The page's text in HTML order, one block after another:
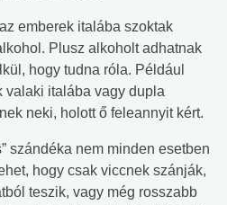
emberek italába szoktak
Plusz alkoholt adhatnak
hogy tudna róla. Például
valaki italába vagy dupla
neki, holott ő feleannyit kért.
szándéka nem minden esetben
hogy csak viccnek szánják,
teszik, vagy még rosszabb